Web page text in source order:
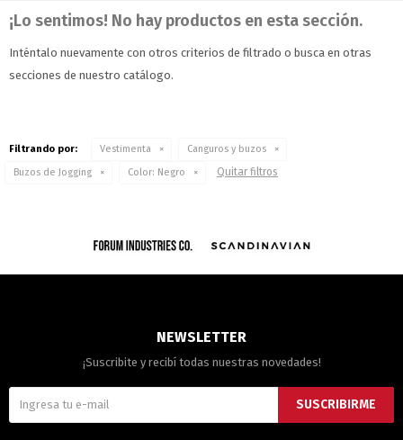
¡Lo sentimos! No hay productos en esta sección.
Inténtalo nuevamente con otros criterios de filtrado o busca en otras
secciones de nuestro catálogo.
Filtrando por: Vestimenta
Canguros y buzos
Buzos de Jogging
Color: Negro Quitar filtros
NEWSLETTER
¡Suscribite y recibí todas nuestras novedades!
SUSCRIBIRME